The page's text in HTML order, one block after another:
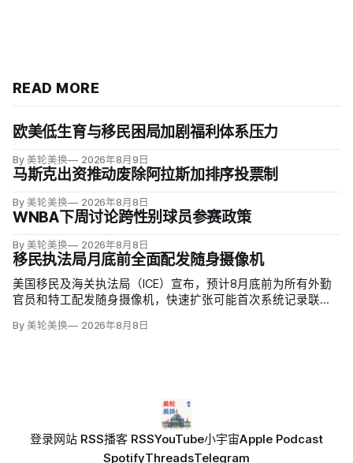
READ MORE
欧美低生育与移民困局加剧福利体系压力
By 美轮美换 2026年8月9日
马斯克出资推动废除阿拉斯加排序投票制
By 美轮美换 2026年8月8日
WNBA下周讨论跨性别球员参赛政策
By 美轮美换 2026年8月8日
移民执法局月底前全面配发随身摄像机
美国移民及海关执法局（ICE）宣布，预计8月底前为所有外勤
官员和特工配发随身摄像机，快速扩张可能首次系统记录联邦
代理局长戴维·文图雷拉（David J. Venturella）称，涉及羁押中
By 美轮美换 2026年8月8日
登录网站 RSS播客 RSSYouTube小宇宙Apple Podcast
SpotifyThreadsTelegram